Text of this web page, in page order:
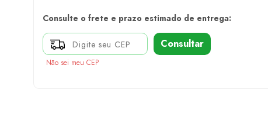
Consulte o frete e prazo estimado de entrega:
Consultar
Não sei meu CEP